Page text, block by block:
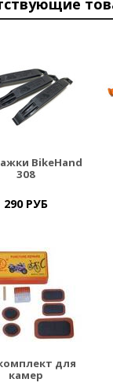
BikeHand
308
290 РУБ
для
камер